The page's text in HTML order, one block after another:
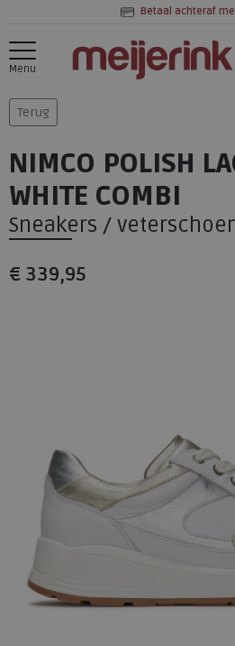
Betaal achteraf
Menu
Terug
NIMCO POLISH
WHITE COMBI
Sneakers /
€ 339,95